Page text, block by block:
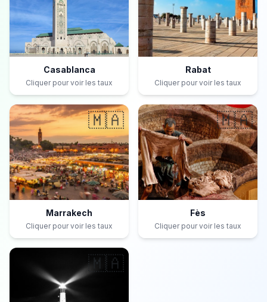
Casablanca
Cliquer pour voir les taux
Rabat
Cliquer pour voir les taux
🇲🇦
Marrakech
Cliquer pour voir les taux
🇲🇦
Fès
Cliquer pour voir les taux
🇲🇦